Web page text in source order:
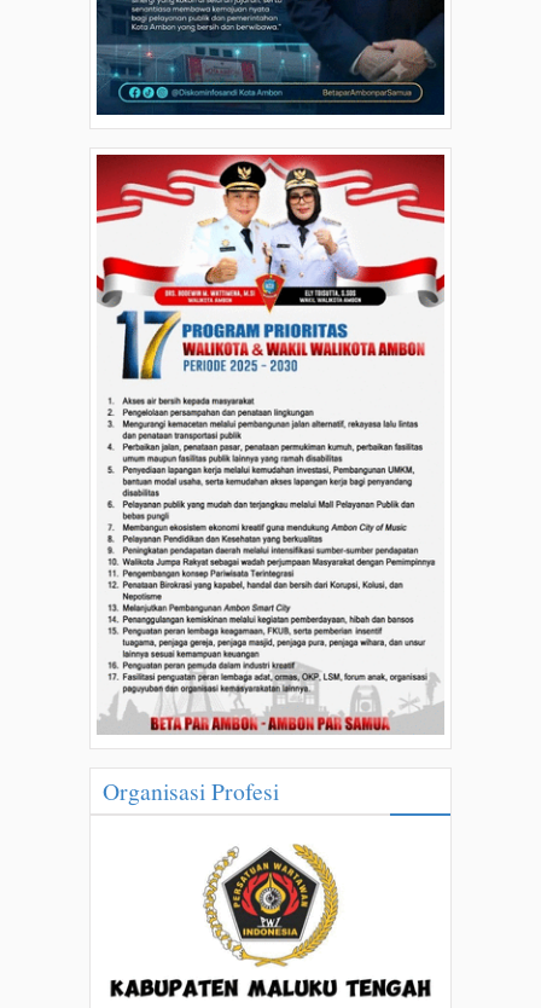
Organisasi Profesi